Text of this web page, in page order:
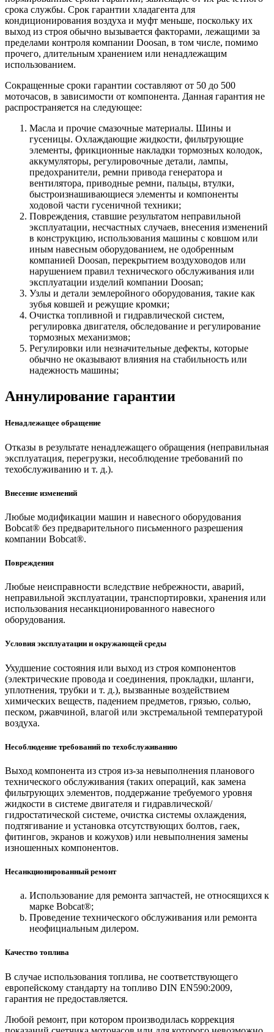
срока службы. Срок гарантии хладагента для
кондиционирования воздуха и муфт меньше, поскольку их
выход из строя обычно вызывается факторами, лежащими за
пределами контроля компании Doosan, в том числе, помимо
прочего, длительным хранением или ненадлежащим
использованием.
Сокращенные сроки гарантии составляют от 50 до 500
моточасов, в зависимости от компонента. Данная гарантия не
распространяется на следующее:
Масла и прочие смазочные материалы. Шины и
гусеницы. Охлаждающие жидкости, фильтрующие
элементы, фрикционные накладки тормозных колодок,
аккумуляторы, регулировочные детали, лампы,
предохранители, ремни привода генератора и
вентилятора, приводные ремни, пальцы, втулки,
быстроизнашивающиеся элементы и компоненты
ходовой части гусеничной техники;
Повреждения, ставшие результатом неправильной
эксплуатации, несчастных случаев, внесения изменений
в конструкцию, использования машины с ковшом или
иным навесным оборудованием, не одобренным
компанией Doosan, перекрытием воздуховодов или
нарушением правил технического обслуживания или
эксплуатации изделий компании Doosan;
Узлы и детали землеройного оборудования, такие как
зубья ковшей и режущие кромки;
Очистка топливной и гидравлической систем,
регулировка двигателя, обследование и регулирование
тормозных механизмов;
Регулировки или незначительные дефекты, которые
обычно не оказывают влияния на стабильность или
надежность машины;
Аннулирование гарантии
Ненадлежащее обращение
Отказы в результате ненадлежащего обращения (неправильная
эксплуатация, перегрузки, несоблюдение требований по
техобслуживанию и т. д.).
Внесение изменений
Любые модификации машин и навесного оборудования
Bobcat® без предварительного письменного разрешения
компании Bobcat®.
Повреждения
Любые неисправности вследствие небрежности, аварий,
неправильной эксплуатации, транспортировки, хранения или
использования несанкционированного навесного
оборудования.
Условия эксплуатации и окружающей среды
Ухудшение состояния или выход из строя компонентов
(электрические провода и соединения, прокладки, шланги,
уплотнения, трубки и т. д.), вызванные воздействием
химических веществ, падением предметов, грязью, солью,
песком, ржавчиной, влагой или экстремальной температурой
воздуха.
Несоблюдение требований по техобслуживанию
Выход компонента из строя из-за невыполнения планового
технического обслуживания (таких операций, как замена
фильтрующих элементов, поддержание требуемого уровня
жидкости в системе двигателя и гидравлической/
гидростатической системе, очистка системы охлаждения,
подтягивание и установка отсутствующих болтов, гаек,
фитингов, экранов и кожухов) или невыполнения замены
изношенных компонентов.
Несанкционированный ремонт
Использование для ремонта запчастей, не относящихся к
марке Bobcat®;
Проведение технического обслуживания или ремонта
неофициальным дилером.
Качество топлива
В случае использования топлива, не соответствующего
европейскому стандарту на топливо DIN EN590:2009,
гарантия не предоставляется.
Любой ремонт, при котором производилась коррекция